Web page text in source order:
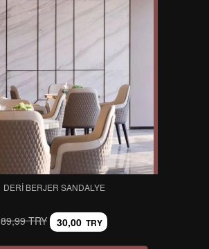
DERI BERJER SANDALYE
89,99 TRY 30,00 TRY